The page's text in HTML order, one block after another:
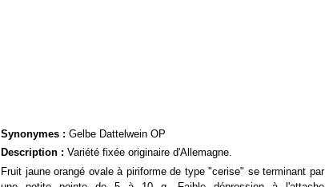
Synonymes : Gelbe Dattelwein OP
Description : Variété fixée originaire d'Allemagne.
Fruit jaune orangé ovale à piriforme de type "cerise" se terminant par